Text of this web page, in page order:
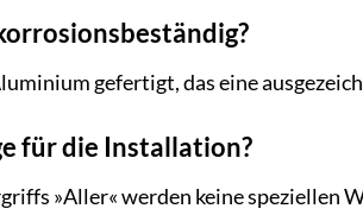
gefertigt, das eine
für die Installation?
»Aller« werden keine speziellen